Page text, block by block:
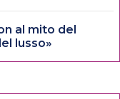
al mito del
lusso»